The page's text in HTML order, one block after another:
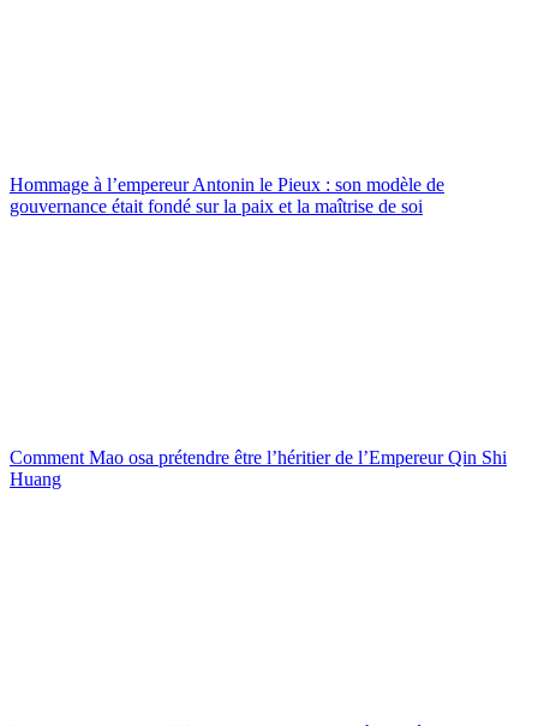
Hommage à l’empereur Antonin le Pieux : son modèle de
gouvernance était fondé sur la paix et la maîtrise de soi
Comment Mao osa prétendre être l’héritier de l’Empereur Qin Shi
Huang